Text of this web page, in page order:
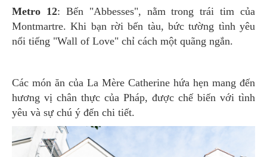
Metro 12: Bến "Abbesses", nằm trong trái tim của
Montmartre. Khi bạn rời bến tàu, bức tường tình yêu
nổi tiếng "Wall of Love" chỉ cách một quãng ngắn.
Các món ăn của La Mère Catherine hứa hẹn mang đến
hương vị chân thực của Pháp, được chế biến với tình
yêu và sự chú ý đến chi tiết.